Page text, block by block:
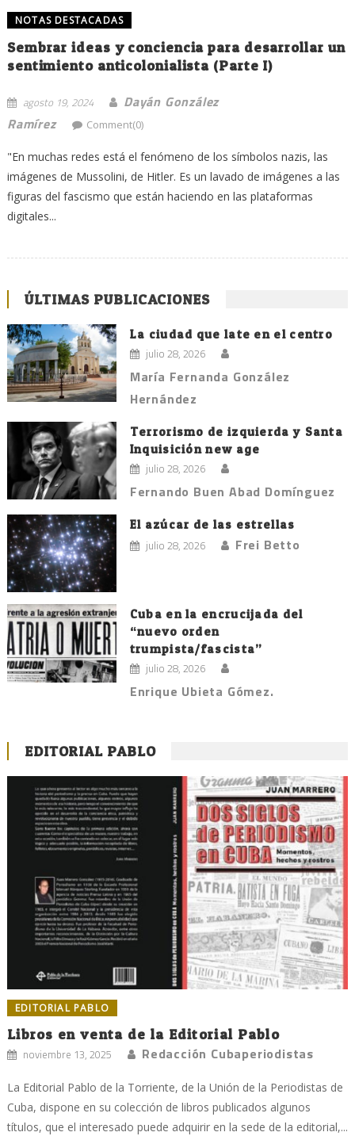
NOTAS DESTACADAS
Sembrar ideas y conciencia para desarrollar un
sentimiento anticolonialista (Parte I)
agosto 19, 2024
Dayán González
Ramírez
Comment(0)
"En muchas redes está el fenómeno de los símbolos nazis, las
imágenes de Mussolini, de Hitler. Es un lavado de imágenes a las
figuras del fascismo que están haciendo en las plataformas
digitales...
ÚLTIMAS PUBLICACIONES
La ciudad que late en el centro
julio 28, 2026
María Fernanda González
Hernández
Terrorismo de izquierda y Santa
Inquisición new age
julio 28, 2026
Fernando Buen Abad Domínguez
El azúcar de las estrellas
julio 28, 2026 Frei Betto
Cuba en la encrucijada del
“nuevo orden
trumpista/fascista”
julio 28, 2026
Enrique Ubieta Gómez.
EDITORIAL PABLO
EDITORIAL PABLO
Libros en venta de la Editorial Pablo
noviembre 13, 2025 Redacción Cubaperiodistas
La Editorial Pablo de la Torriente, de la Unión de la Periodistas de
Cuba, dispone en su colección de libros publicados algunos
títulos, que el interesado puede adquirir en la sede de la editorial,...